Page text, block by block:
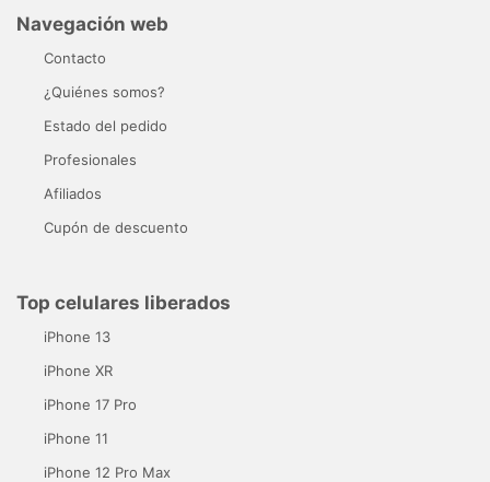
Navegación web
Contacto
¿Quiénes somos?
Estado del pedido
Profesionales
Afiliados
Cupón de descuento
Top celulares liberados
iPhone 13
iPhone XR
iPhone 17 Pro
iPhone 11
iPhone 12 Pro Max